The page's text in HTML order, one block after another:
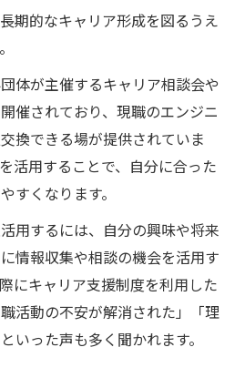
期的なキャリア形成を図るうえ
体が主催するキャリア相談会や
催されており、現職のエンジニ
換できる場が提供されていま
活用することで、自分に合った
すくなります。
用するには、自分の興味や将来
情報収集や相談の機会を活用す
にキャリア支援制度を利用した
活動の不安が解消された」「理
いった声も多く聞かれます。